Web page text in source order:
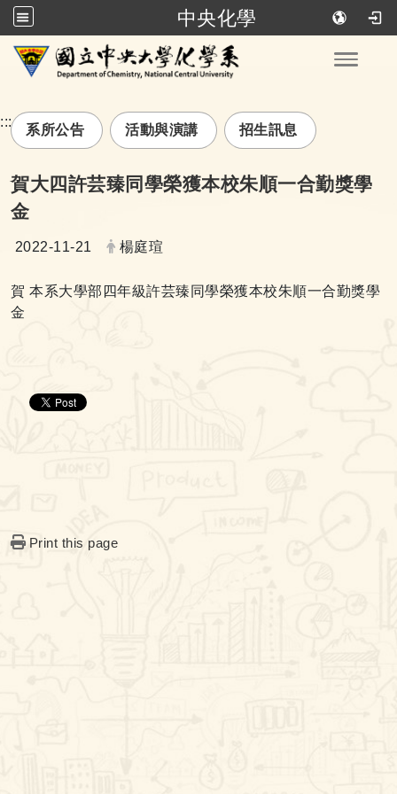
中央化學
跳到主要內容
:::
系所公告 活動與演講 招生訊息
賀大四許芸臻同學榮獲本校朱順一合勤獎學
金
日期：
2022-11-21 發布者：
楊庭瑄
賀 本系大學部四年級許芸臻同學榮獲本校朱順一合勤獎學
金
Print this page